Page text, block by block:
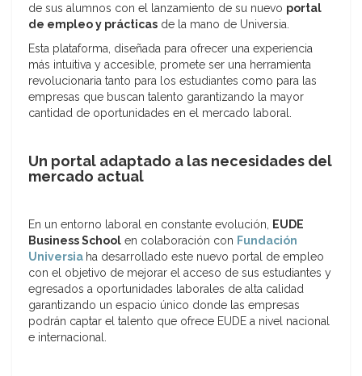
de sus alumnos con el lanzamiento de su nuevo portal
de empleo y prácticas de la mano de Universia.
Esta plataforma, diseñada para ofrecer una experiencia
más intuitiva y accesible, promete ser una herramienta
revolucionaria tanto para los estudiantes como para las
empresas que buscan talento garantizando la mayor
cantidad de oportunidades en el mercado laboral.
Un portal adaptado a las necesidades del
mercado actual
En un entorno laboral en constante evolución, EUDE
Business School en colaboración con Fundación
Universia ha desarrollado este nuevo portal de empleo
con el objetivo de mejorar el acceso de sus estudiantes y
egresados a oportunidades laborales de alta calidad
garantizando un espacio único donde las empresas
podrán captar el talento que ofrece EUDE a nivel nacional
e internacional.